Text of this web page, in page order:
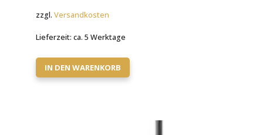
zzgl. Versandkosten
Lieferzeit: ca. 5 Werktage
IN DEN WARENKORB